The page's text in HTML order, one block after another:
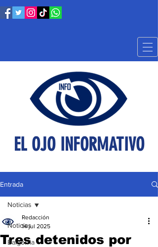
EL OJO INFORMATIVO
Entrada
Noticias
Baigorria
Noticias
Tres detenidos por
Redacción
14 jul 2025